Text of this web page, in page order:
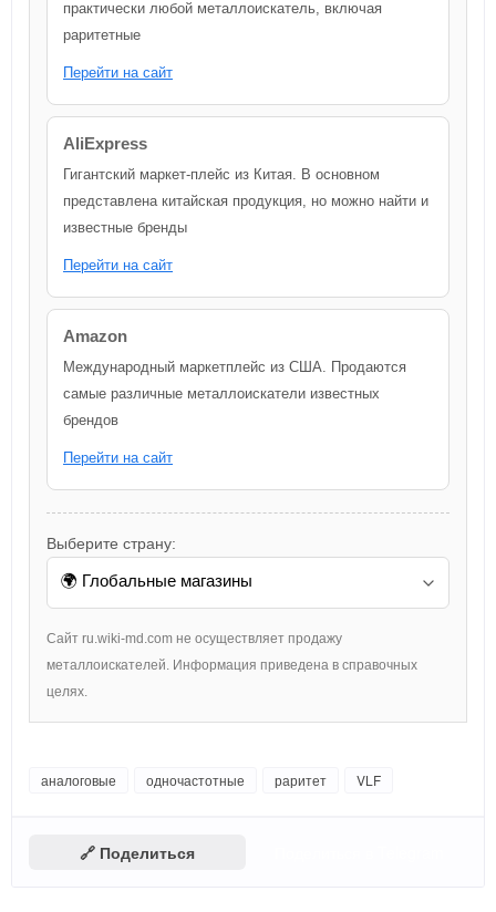
практически любой металлоискатель, включая
раритетные
Перейти на сайт
AliExpress
Гигантский маркет-плейс из Китая. В основном
представлена китайская продукция, но можно найти и
известные бренды
Перейти на сайт
Amazon
Международный маркетплейс из США. Продаются
самые различные металлоискатели известных
брендов
Перейти на сайт
Выберите страну:
Сайт ru.wiki-md.com не осуществляет продажу
металлоискателей. Информация приведена в справочных
целях.
аналоговые одночастотные раритет VLF
🔗 Поделиться